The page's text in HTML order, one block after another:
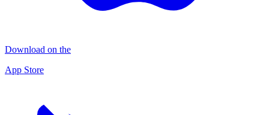
Download on the
App Store